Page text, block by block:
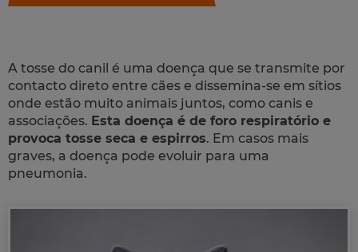
A tosse do canil é uma doença que se transmite por
contacto direto entre cães e dissemina-se em sítios
onde estão muito animais juntos, como canis e
associações. Esta doença é de foro respiratório e
provoca tosse seca e espirros. Em casos mais
graves, a doença pode evoluir para uma
pneumonia.